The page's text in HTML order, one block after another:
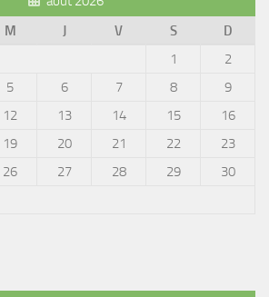
M J V S
D
1
2
5 6 7 8
9
12 13 14 15
16
19 20 21 22
23
26 27 28 29
30